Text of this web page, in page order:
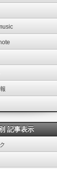
記事表示